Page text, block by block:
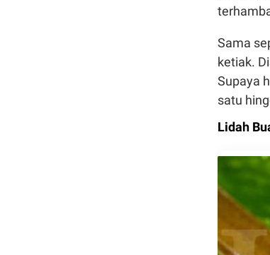
Sama
ketiak.
Supaya
satu
Lidah